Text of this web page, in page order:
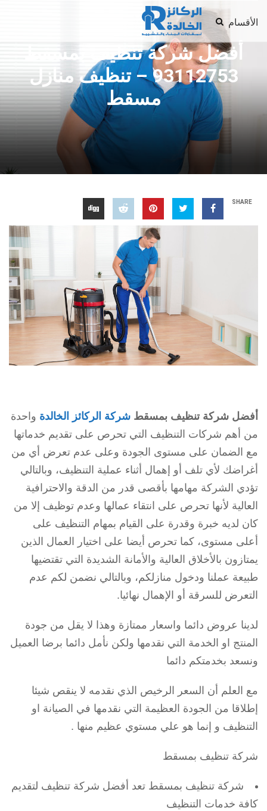
الأقسام
أفضل شركة تنظيف بمسقط
93112753 – تنظيف منازل
مسقط
SHARE
أفضل شركة تنظيف بمسقط شركة الركائز الخالدة واحدة
من أهم شركات التنظيف التي تحرص على تقديم خدماتها
مع الضمان على مستوى الجودة وعلى عدم تعرض أي من
أغراضك لأي تلف أو إهمال أثناء عملية التنظيف، وبالتالي
تؤدي الشركة مهامها بأقصى قدر من الدقة والاحترافية
العالية لأنها تحرص على انتقاء عمالها وعدم توظيف إلا من
كان لديه خبرة وقدرة على القيام بمهام التنظيف على
أعلى مستوى، كما تحرص أيضا على اختيار العمال الذين
يمتازون بالأخلاق العالية والأمانة الشديدة التي تقتضيها
طبيعة عملنا ودخول منازلكم، وبالتالي نضمن لكم عدم
التعرض للسرقة أو الإهمال نهائيا.
لدينا عروض دائما واسعار ممتازة وهذا لا يقل من جودة
المنتج او الخدمة التي نقدمها ولكن نأمل دائما برضا العميل
ونسعد بخدمتكم دائما
مع العلم أن السعر الرخيص الذي نقدمه لا ينقص شيئا
إطلاقا من الجودة العظيمة التي نقدمها في الصيانة او
التنظيف و إنما هو علي مستوي عظيم منها .
شركة تنظيف بمسقط
شركة تنظيف بمسقط تعد أفضل شركة تنظيف لتقديم
كافة خدمات التنظيف